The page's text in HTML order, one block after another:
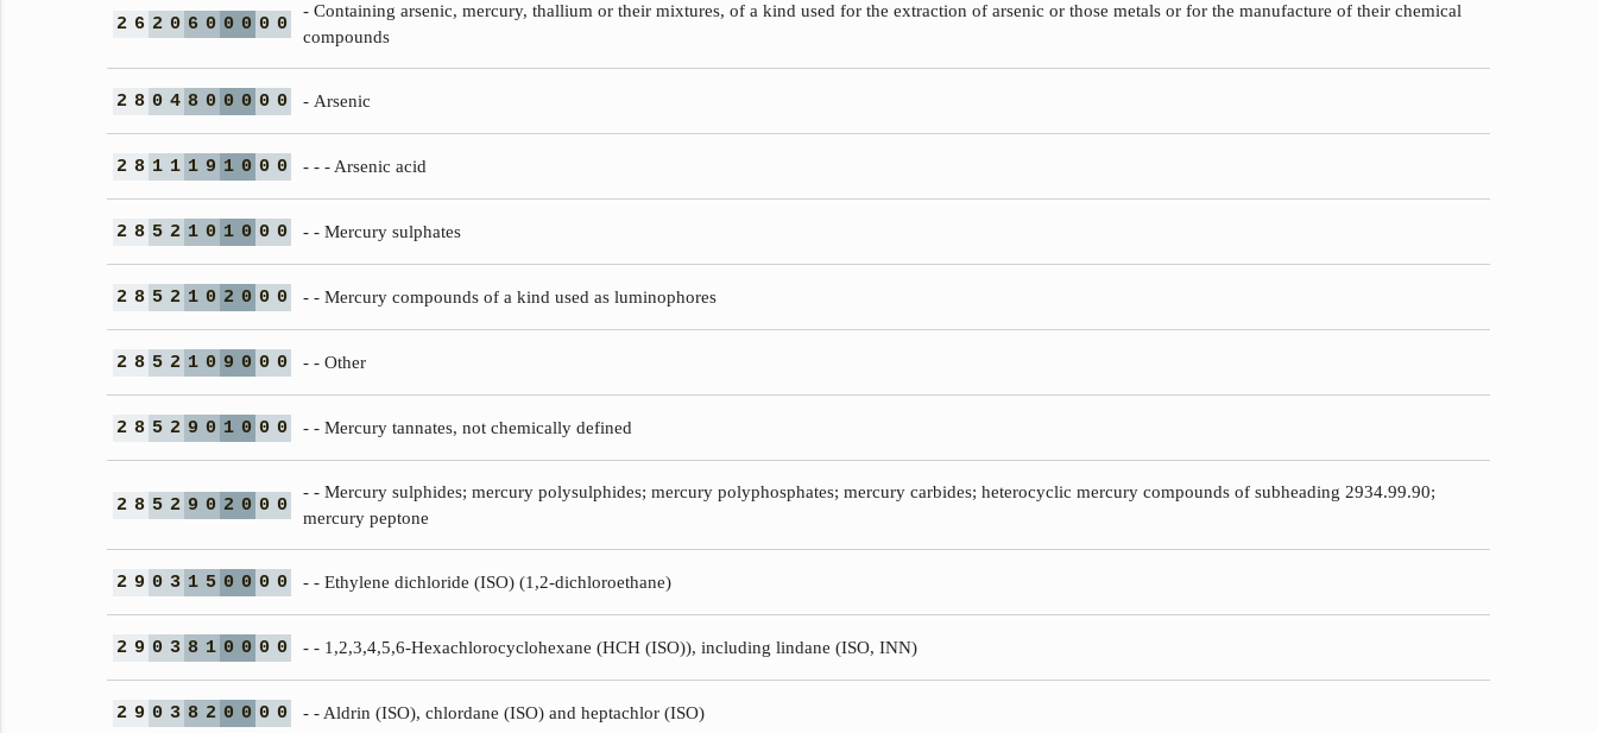
2 6 2 0 6 0 0 0 0 0
- Containing arsenic, mercury, thallium or their mixtures, of a kind used for the extraction of arsenic or those metals or for the manufacture of their chemical
compounds
2 8 0 4 8 0 0 0 0 0 - Arsenic
2 8 1 1 1 9 1 0 0 0 - - - Arsenic acid
2 8 5 2 1 0 1 0 0 0 - - Mercury sulphates
2 8 5 2 1 0 2 0 0 0 - - Mercury compounds of a kind used as luminophores
2 8 5 2 1 0 9 0 0 0 - - Other
2 8 5 2 9 0 1 0 0 0 - - Mercury tannates, not chemically defined
2 8 5 2 9 0 2 0 0 0
- - Mercury sulphides; mercury polysulphides; mercury polyphosphates; mercury carbides; heterocyclic mercury compounds of subheading 2934.99.90;
mercury peptone
2 9 0 3 1 5 0 0 0 0 - - Ethylene dichloride (ISO) (1,2-dichloroethane)
2 9 0 3 8 1 0 0 0 0 - - 1,2,3,4,5,6-Hexachlorocyclohexane (HCH (ISO)), including lindane (ISO, INN)
2 9 0 3 8 2 0 0 0 0 - - Aldrin (ISO), chlordane (ISO) and heptachlor (ISO)